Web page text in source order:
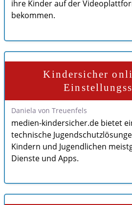
ihre Kinder auf der
bekommen.
Kindersicher
Daniela von Treuenfels
medien-kindersicher.de bietet
technische
Kindern und Jugendlichen
Dienste und Apps.